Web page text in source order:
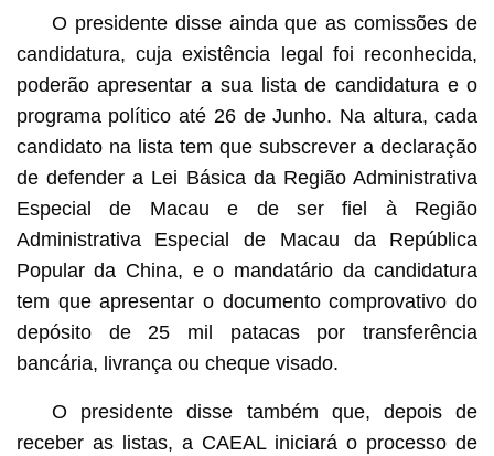
O presidente disse ainda que as comissões de
candidatura, cuja existência legal foi reconhecida,
poderão apresentar a sua lista de candidatura e o
programa político até 26 de Junho. Na altura, cada
candidato na lista tem que subscrever a declaração
de defender a Lei Básica da Região Administrativa
Especial de Macau e de ser fiel à Região
Administrativa Especial de Macau da República
Popular da China, e o mandatário da candidatura
tem que apresentar o documento comprovativo do
depósito de 25 mil patacas por transferência
bancária, livrança ou cheque visado.
O presidente disse também que, depois de
receber as listas, a CAEAL iniciará o processo de